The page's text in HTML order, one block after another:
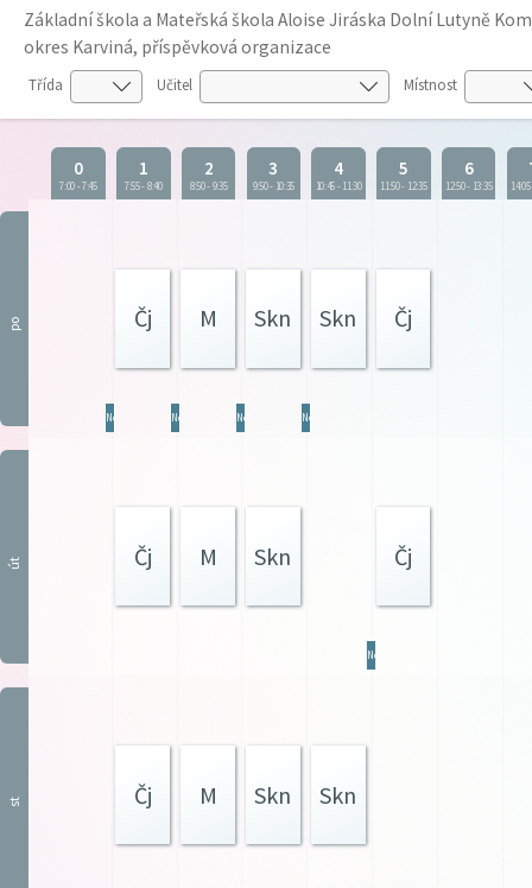
Základní škola a Mateřská škola Aloise Jiráska Dolní Lutyně
okres Karviná, příspěvková organizace
Třída Učitel Místnost
0
7:00-7:45
1
7:55-8:40
2
8:50-9:35
3
9:50- 10:35
4
10:45-11:30
5
11:50- 12:35
6
12:50- 13:35 14:05
po Čj M Skn Skn Čj
Ner Ner Ner Ner
út Čj M Skn Čj
Ner
st Čj M Skn Skn